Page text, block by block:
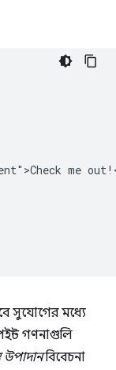
me
সুযোগের মধ্যে
গণনাগুলি
উপাদানবিবেচনা